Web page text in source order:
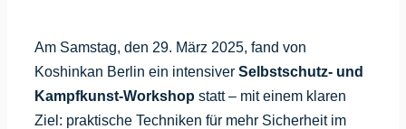
Am Samstag, den 29. März 2025, fand von
Koshinkan Berlin ein intensiver Selbstschutz- und
Kampfkunst-Workshopstatt – mit einem klaren
Ziel: praktische Techniken für mehr Sicherheit im